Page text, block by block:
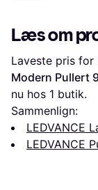
Læs om
Laveste pris for
Modern Pullert
nu hos 1 butik.
Sammenlign:
LEDVANCE
LEDVANCE